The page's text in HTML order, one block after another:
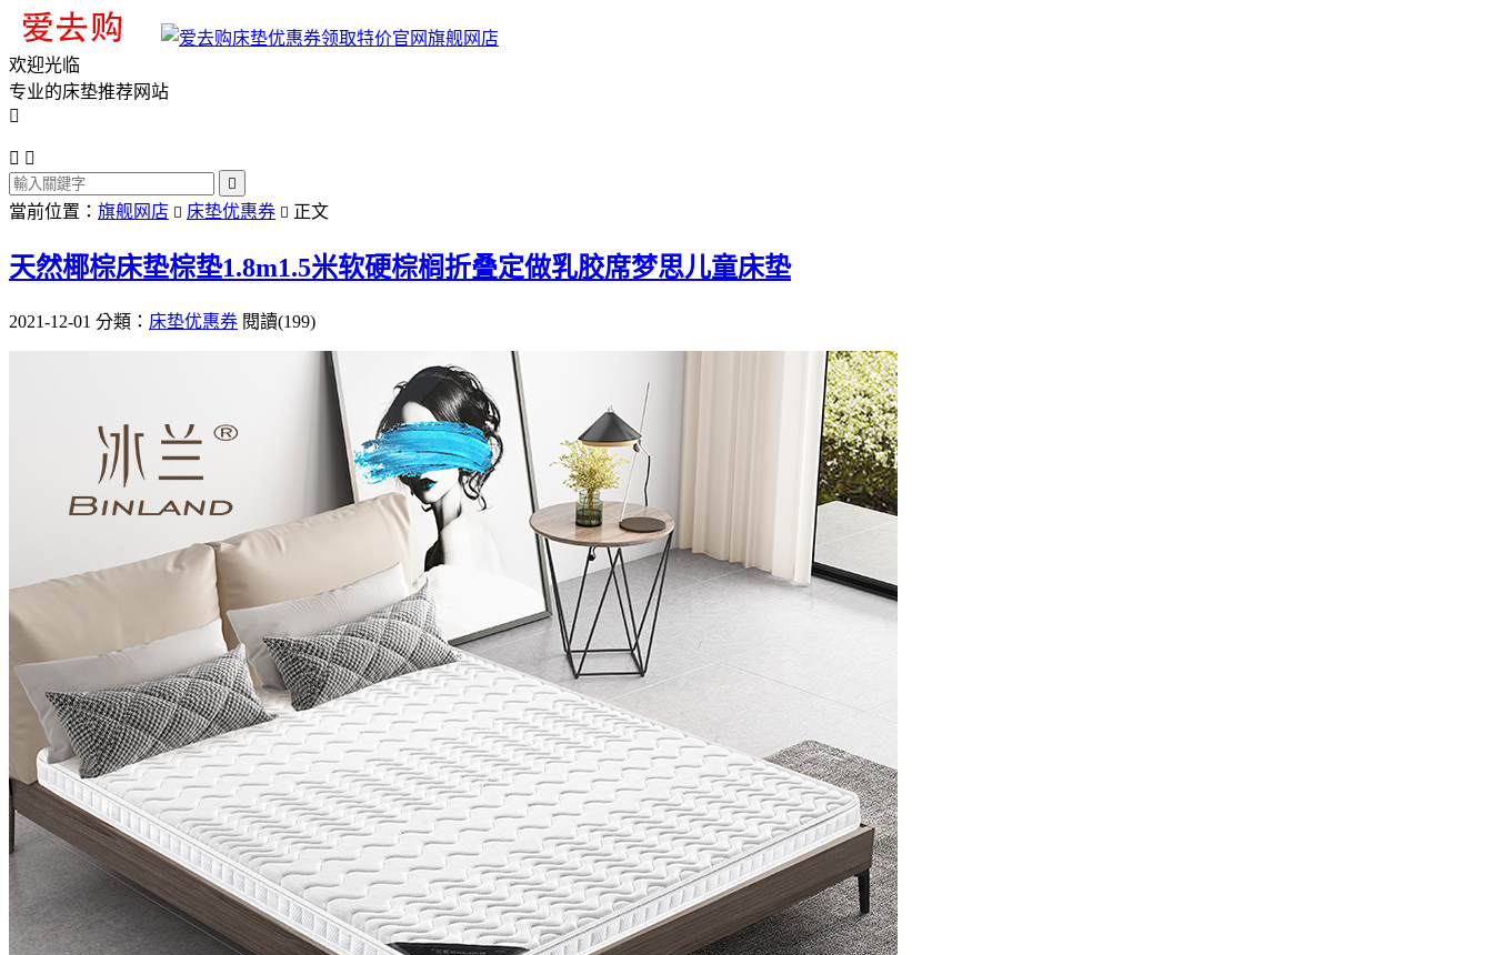
旗舰网店
欢迎光临
专业的床垫推荐网站

 

當前位置： 旗舰网店  床垫优惠券  正文
天然椰棕床垫棕垫1.8m1.5米软硬棕榈折叠定做乳胶席梦思儿童床垫
2021-12-01 分類： 床垫优惠券 閱讀(199)